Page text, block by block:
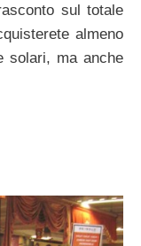
sul totale
almeno
solari, ma anche